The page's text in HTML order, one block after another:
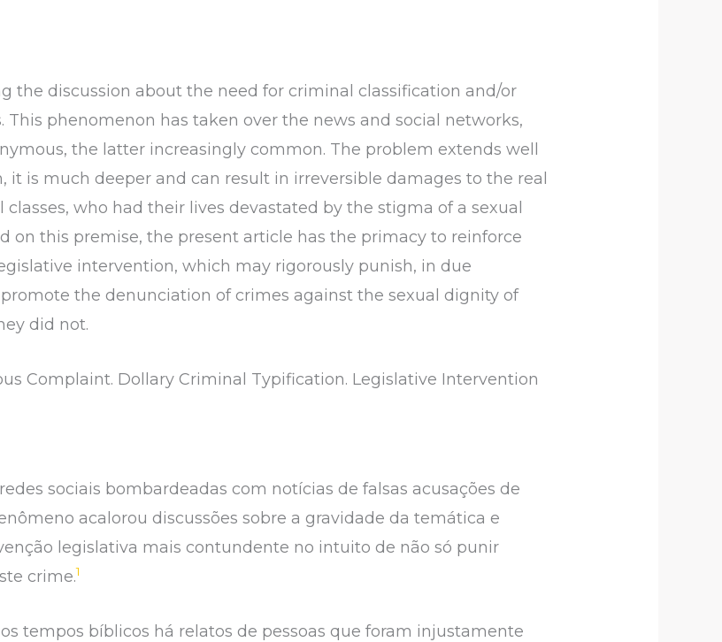
the discussion about the need for criminal classification and/or
This phenomenon has taken over the news and social networks,
the latter increasingly common. The problem extends well
it is much deeper and can result in irreversible damages to the real
who had their lives devastated by the stigma of a sexual
on this premise, the present article has the primacy to reinforce
intervention, which may rigorously punish, in due
the denunciation of crimes against the sexual dignity of
did not.
Complaint. Dollary Criminal Typification. Legislative Intervention
sociais bombardeadas com notícias de falsas acusações de
acalorou discussões sobre a gravidade da temática e
legislativa mais contundente no intuito de não só punir
crime.1
tempos bíblicos há relatos de pessoas que foram injustamente